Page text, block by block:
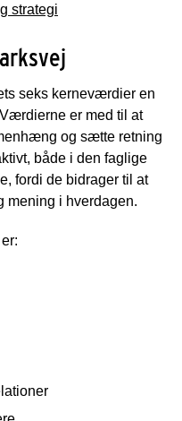
strategi
seks kerneværdier en
er med til at
og sætte retning
både i den faglige
fordi de bidrager til at
mening i hverdagen.